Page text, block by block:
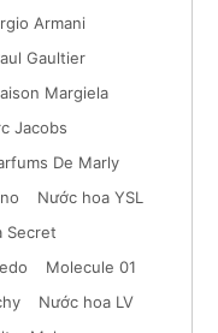
Armani
Gaultier
Margiela
Jacobs
De Marly
Nước hoa YSL
Secret
Molecule 01
Nước hoa LV